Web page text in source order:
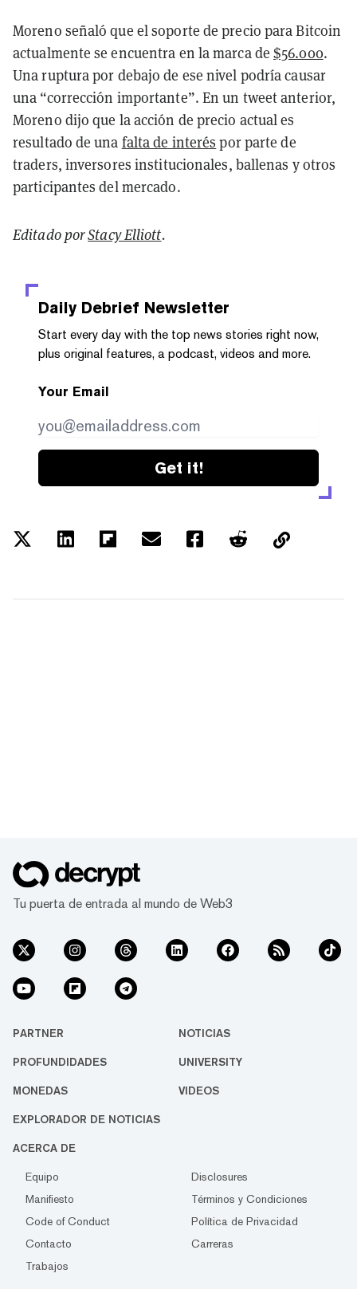
Moreno señaló que el soporte de precio para Bitcoin
actualmente se encuentra en la marca de$56.000.
Una ruptura por debajo de ese nivel podría causar
una “corrección importante”. En un tweet anterior,
Moreno dijo que la acción de precio actual es
resultado de una falta de interés por parte de
traders, inversores institucionales, ballenas y otros
participantes del mercado.
Editado porStacy Elliott.
Daily Debrief Newsletter
Start every day with the top news stories right now,
plus original features, a podcast, videos and more.
Your Email
Get it!
Tu puerta de entrada al mundo de Web3
PARTNER NOTICIAS
PROFUNDIDADES UNIVERSITY
MONEDAS VIDEOS
EXPLORADOR DE NOTICIAS
ACERCA DE
Equipo
Disclosures
Manifiesto
Términos y Condiciones
Code of Conduct
Política de Privacidad
Contacto
Carreras
Trabajos